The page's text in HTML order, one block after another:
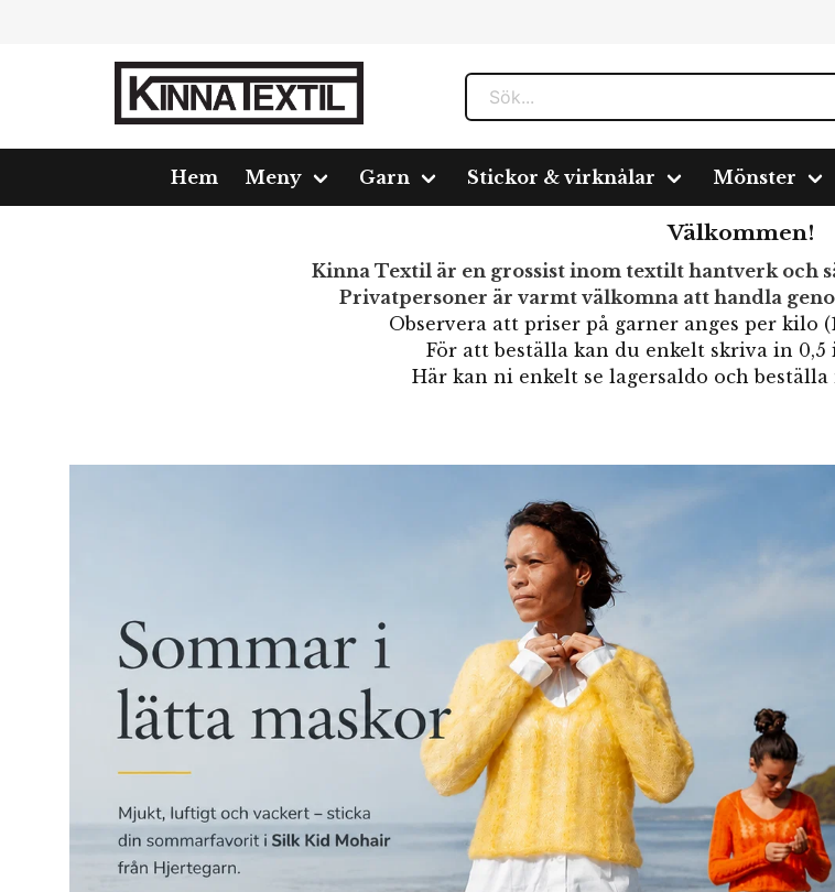
Hem Meny Garn Stickor & virknålar Mönster
Välkommen!
Kinna Textil är en grossist inom textilt hantverk och
Privatpersoner är varmt välkomna att handla
Observera att priser på garner anges per kilo
För att beställa kan du enkelt skriva in
Här kan ni enkelt se lagersaldo och